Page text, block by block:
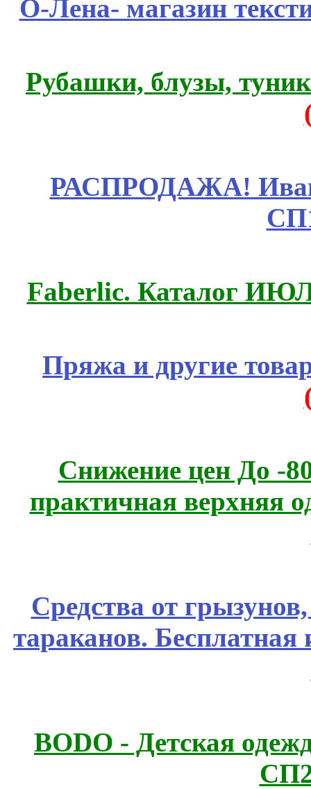
О-Лена- магазин
Рубашки, блузы,
РАСПРОДАЖА!
Faberlic. Каталог
Пряжа и другие
Снижение цен До -
практичная верхняя
Средства от
тараканов.
BODO - Детская